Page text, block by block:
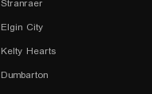
Stranraer
Elgin City
Kelty Hearts
Dumbarton